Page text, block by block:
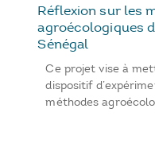
Réflexion sur les
agroécologiques
Sénégal
Ce projet vise à
dispositif
méthodes